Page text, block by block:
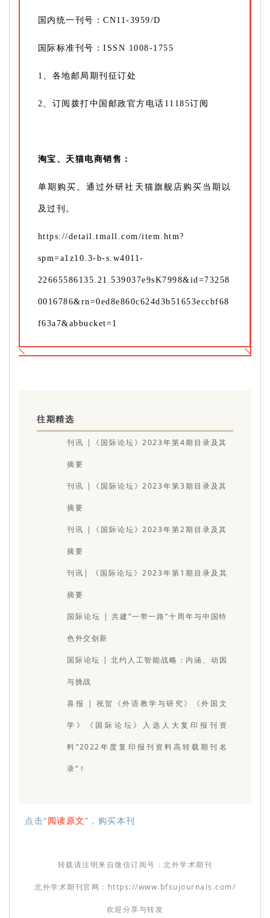
国内统一刊号：CN11-3959/D
国际标准刊号：ISSN 1008-1755
1、各地邮局期刊征订处
2、订阅拨打中国邮政官方电话11185订阅
淘宝、天猫电商销售：
单期购买。通过外研社天猫旗舰店购买当期以
及过刊。
https://detail.tmall.com/item.htm?
spm=a1z10.3-b-s.w4011-
22665586135.21.539037e9sK7998&id=73258
0016786&rn=0ed8e860c624d3b51653eccbf68
f63a7&abbucket=1
往期精选
刊讯 |《国际论坛》2023年第4期目录及其
摘要
刊讯 |《国际论坛》2023年第3期目录及其
摘要
刊讯 |《国际论坛》2023年第2期目录及其
摘要
刊讯| 《国际论坛》2023年第1期目录及其
摘要
国际论坛 | 共建“一带一路”十周年与中国特
色外交创新
国际论坛 | 北约人工智能战略：内涵、动因
与挑战
喜报 | 祝贺《外语教学与研究》《外国文
学》《国际论坛》入选人大复印报刊资
料“2022年度复印报刊资料高转载期刊名
录”！
点击“阅读原文”，购买本刊
转载请注明来自微信订阅号：北外学术期刊
北外学术期刊官网：https://www.bfsujournals.com/
欢迎分享与转发